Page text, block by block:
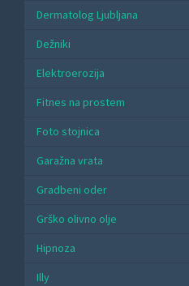
Dermatolog Ljubljana
Dežniki
Elektroerozija
Fitnes na prostem
Foto stojnica
Garažna vrata
Gradbeni oder
Grško olivno olje
Hipnoza
Illy